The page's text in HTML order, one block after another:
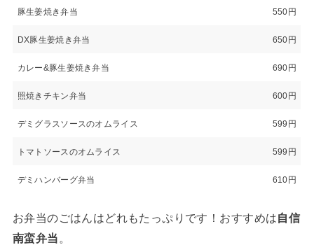
豚生姜焼き弁当 550円
DX豚生姜焼き弁当 650円
カレー&豚生姜焼き弁当 690円
照焼きチキン弁当 600円
デミグラスソースのオムライス 599円
トマトソースのオムライス 599円
デミハンバーグ弁当 610円
お弁当のごはんはどれもたっぷりです！おすすめは自信
南蛮弁当 。